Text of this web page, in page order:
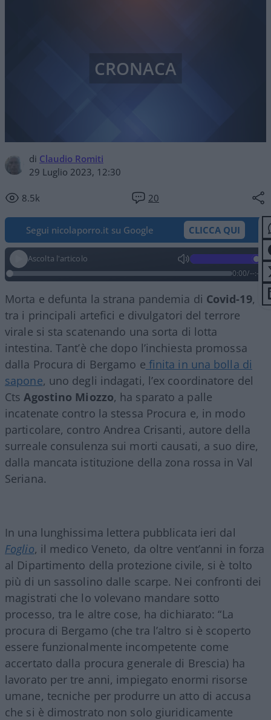
di Claudio Romiti
29 Luglio 2023, 12:30
8.5k 20
CRONACA
Segui nicolaporro.it su Google CLICCA QUI
Ascolta l'articolo
0:00/--:--
Morta e defunta la strana pandemia di Covid-19,
tra i principali artefici e divulgatori del terrore
virale si sta scatenando una sorta di lotta
intestina. Tant’è che dopo l’inchiesta promossa
dalla Procura di Bergamo e finita in una bolla di
sapone, uno degli indagati, l’ex coordinatore del
CtsAgostino Miozzo, ha sparato a palle
incatenate contro la stessa Procura e, in modo
particolare, contro Andrea Crisanti, autore della
surreale consulenza sui morti causati, a suo dire,
dalla mancata istituzione della zona rossa in Val
Seriana.
In una lunghissima lettera pubblicata ieri dal
Foglio, il medico Veneto, da oltre vent’anni in forza
al Dipartimento della protezione civile, si è tolto
più di un sassolino dalle scarpe. Nei confronti dei
magistrati che lo volevano mandare sotto
processo, tra le altre cose, ha dichiarato: “La
procura di Bergamo (che tra l’altro si è scoperto
essere funzionalmente incompetente come
accertato dalla procura generale di Brescia) ha
lavorato per tre anni, impiegato enormi risorse
umane, tecniche per produrre un atto di accusa
che si è dimostrato non solo giuridicamente